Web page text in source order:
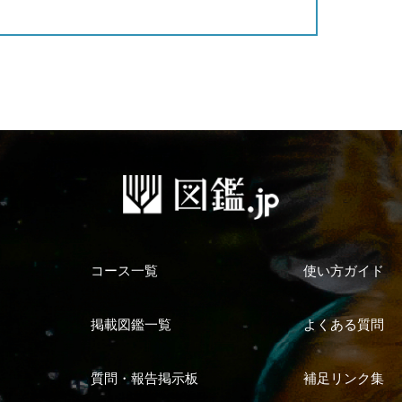
コース一覧 使い方ガイド
掲載図鑑一覧 よくある質問
質問・報告掲示板 補足リンク集